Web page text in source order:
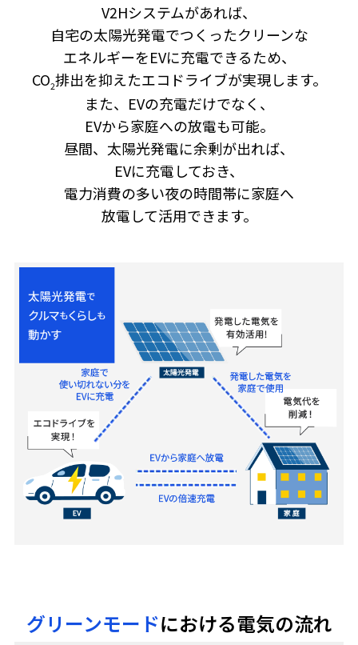
V2Hシステムがあれば、
自宅の太陽光発電でつくったクリーンな
エネルギーをEVに充電できるため、
CO2排出を抑えたエコドライブが実現します。
また、EVの充電だけでなく、
EVから家庭への放電も可能。
昼間、太陽光発電に余剰が出れば、
EVに充電しておき、
電力消費の多い夜の時間帯に家庭へ
放電して活用できます。
グリーンモードにおける電気の流れ